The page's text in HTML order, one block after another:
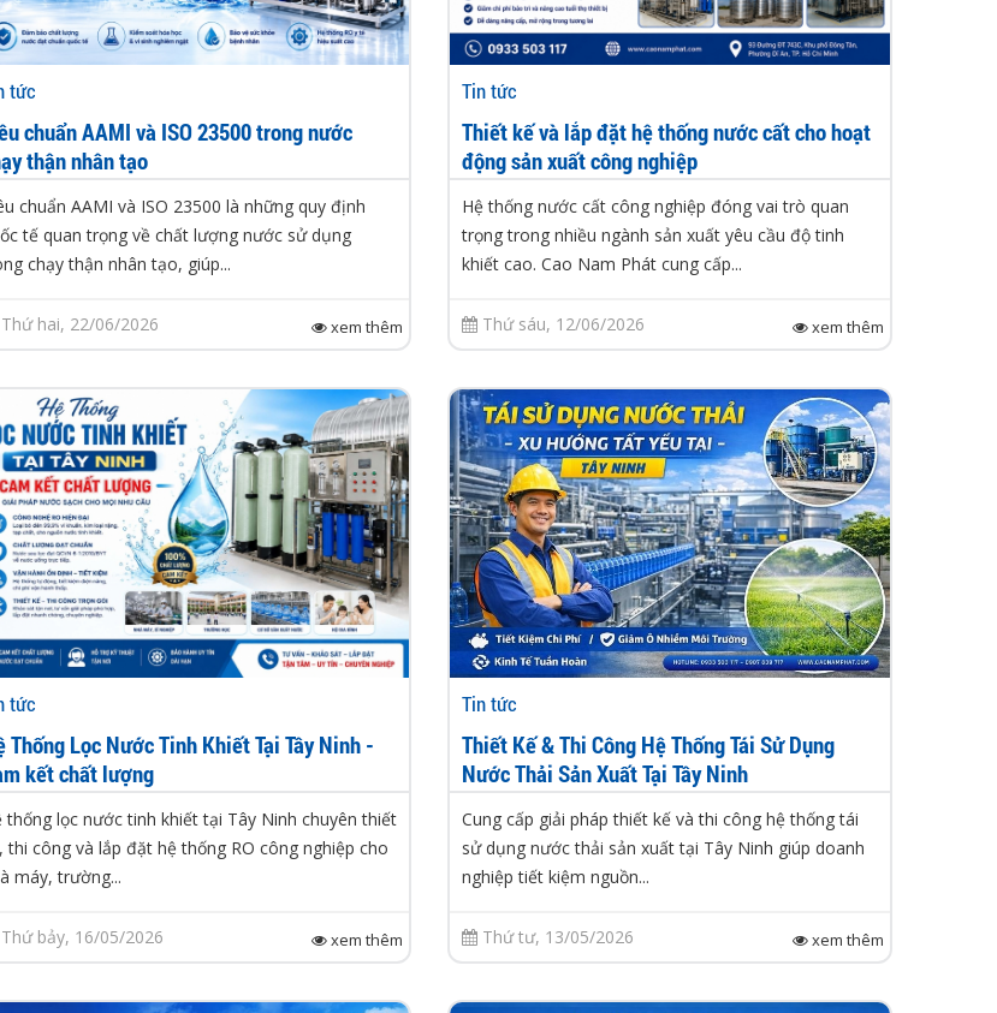
tức
chuẩn AAMI và ISO 23500 trong nước
thận nhân tạo
chuẩn AAMI và ISO 23500 là những quy định
tế quan trọng về chất lượng nước sử dụng
chạy thận nhân tạo, giúp...
Thứ hai, 22/06/2026 xem thêm
Tin tức
Thiết kế và lắp đặt hệ thống nước cất cho hoạt
động sản xuất công nghiệp
Hệ thống nước cất công nghiệp đóng vai trò quan
trọng trong nhiều ngành sản xuất yêu cầu độ tinh
khiết cao. Cao Nam Phát cung cấp...
Thứ sáu, 12/06/2026 xem thêm
tức
Thống Lọc Nước Tinh Khiết Tại Tây Ninh -
kết chất lượng
thống lọc nước tinh khiết tại Tây Ninh chuyên thiết
thi công và lắp đặt hệ thống RO công nghiệp cho
máy, trường...
Thứ bảy, 16/05/2026 xem thêm
Tin tức
Thiết Kế & Thi Công Hệ Thống Tái Sử Dụng
Nước Thải Sản Xuất Tại Tây Ninh
Cung cấp giải pháp thiết kế và thi công hệ thống tái
sử dụng nước thải sản xuất tại Tây Ninh giúp doanh
nghiệp tiết kiệm nguồn...
Thứ tư, 13/05/2026 xem thêm